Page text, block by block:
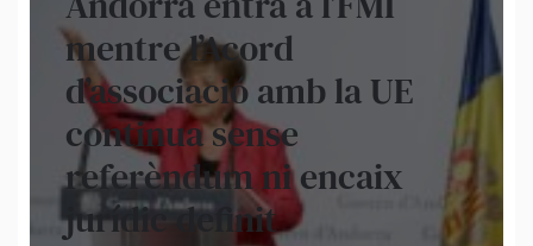
mentre l’Acord
d’associació amb la UE
continua sense
referèndum ni encaix
jurídic definit